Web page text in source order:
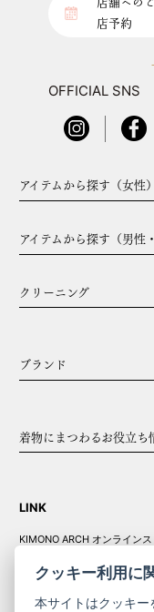
店予約
OFFICIAL SNS
アイテムから探す（女性）
アイテムから探す（男性
クリーニング
ブランド
着物にまつわるお役立ち
LINK
KIMONO ARCH オンラインス
クッキー利用に
本サイトはクッキ